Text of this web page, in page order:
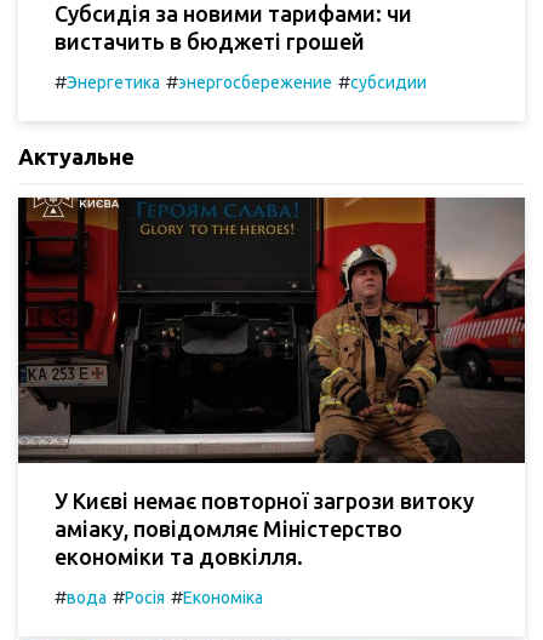
Субсидія за новими тарифами: чи
вистачить в бюджеті грошей
#Энергетика #энергосбережение #субсидии
Актуальне
У Києві немає повторної загрози витоку
аміаку, повідомляє Міністерство
економіки та довкілля.
#вода #Росія #Економіка